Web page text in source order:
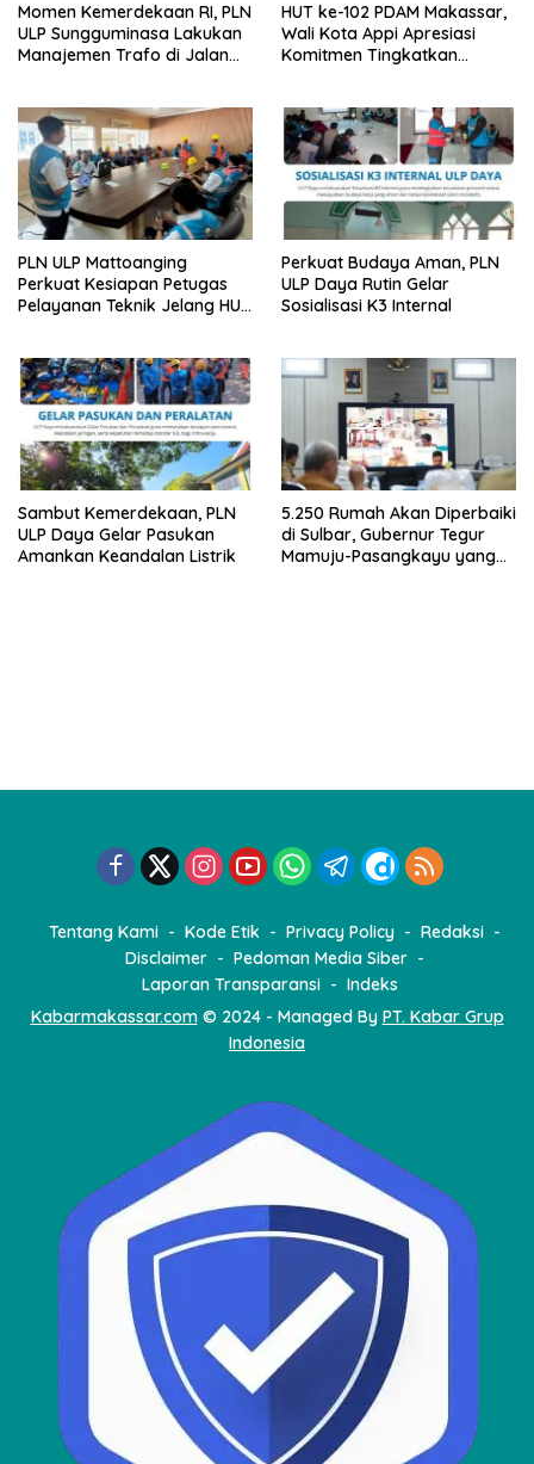
Momen Kemerdekaan RI, PLN
ULP Sungguminasa Lakukan
Manajemen Trafo di Jalan
HUT ke-102 PDAM Makassar,
Wali Kota Appi Apresiasi
Komitmen Tingkatkan
PLN ULP Mattoanging
Perkuat Kesiapan Petugas
Pelayanan Teknik Jelang HUT
Perkuat Budaya Aman, PLN
ULP Daya Rutin Gelar
Sosialisasi K3 Internal
Sambut Kemerdekaan, PLN
ULP Daya Gelar Pasukan
Amankan Keandalan Listrik
5.250 Rumah Akan Diperbaiki
di Sulbar, Gubernur Tegur
Mamuju-Pasangkayu yang
Tentang Kami Kode Etik Privacy Policy
Redaksi
Disclaimer
Pedoman Media Siber
Laporan Transparansi
Indeks
Kabarmakassar.com© 2024 - Managed By PT. Kabar Grup
Indonesia